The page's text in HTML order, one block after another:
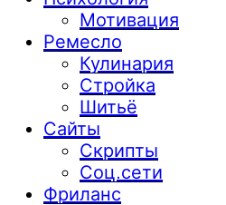
Мотивация
Ремесло
Кулинария
Стройка
Шитьё
Сайты
Скрипты
Соц.сети
Фриланс